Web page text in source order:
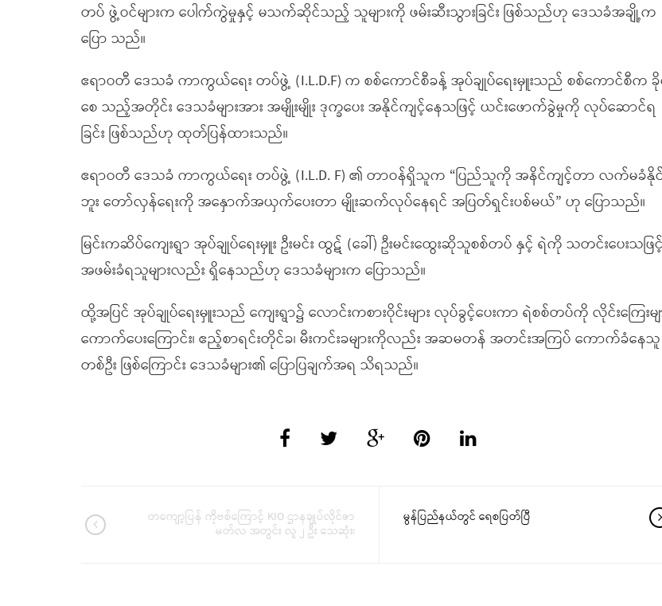
တပ် ဖွဲ့ဝင်များက ပေါက်ကွဲမှုနှင့် မသက်ဆိုင်သည့် သူများကို ဖမ်းဆီးသွားခြင်း ဖြစ်သည်ဟု ဒေသခံအချို့က
ပြော သည်။
ဧရာဝတီ ဒေသခံ ကာကွယ်ရေး တပ်ဖွဲ့ (I.L.D.F) က စစ်ကောင်စီခန့် အုပ်ချုပ်ရေးမှူးသည် စစ်ကောင်စီက ခို
စေ သည့်အတိုင်း ဒေသခံများအား အမျိုးမျိုး ဒုက္ခပေး အနိုင်ကျင့်နေသဖြင့် ယင်းဖောက်ခွဲမှုကို လုပ်ဆောင်ရ
ခြင်း ဖြစ်သည်ဟု ထုတ်ပြန်ထားသည်။
ဧရာဝတီ ဒေသခံ ကာကွယ်ရေး တပ်ဖွဲ့ (I.L.D. F) ၏ တာဝန်ရှိသူက “ပြည်သူကို အနိင်ကျင့်တာ လက်မခံနိုင်
ဘူး တော်လှန်ရေးကို အနှောက်အယှက်ပေးတာ မျိုးဆက်လုပ်နေရင် အပြတ်ရှင်းပစ်မယ်” ဟု ပြောသည်။
မြင်းကဆိပ်ကျေးရွာ အုပ်ချုပ်ရေးမှူး ဦးမင်း ထွဋ် (ခေါ်) ဦးမင်းထွေးဆိုသူစစ်တပ် နှင့် ရဲကို သတင်းပေးသဖြင့်
အဖမ်းခံရသူများလည်း ရှိနေသည်ဟု ဒေသခံများက ပြောသည်။
ထို့အပြင် အုပ်ချုပ်ရေးမှူးသည် ကျေးရွာ၌ လောင်းကစားဝိုင်းများ လုပ်ခွင့်ပေးကာ ရဲစစ်တပ်ကို လိုင်းကြေးမျ
ကောက်ပေးကြောင်း၊ ဧည့်စာရင်းတိုင်ခ၊ မီးကင်းခများကိုလည်း အဆမတန် အတင်းအကြပ် ကောက်ခံနေသူ
တစ်ဦး ဖြစ်ကြောင်း ဒေသခံများ၏ ပြောပြချက်အရ သိရသည်။
တကျော့ပြန် ကိုဗစ်ကြောင့် KIO ဌာနချုပ်လိုင်ဇာ
မတ်လ အတွင်း လူ ၂ ဦး သေဆုံး၊
မွန်ပြည်နယ်တွင် ရေစပြတ်ပြီ